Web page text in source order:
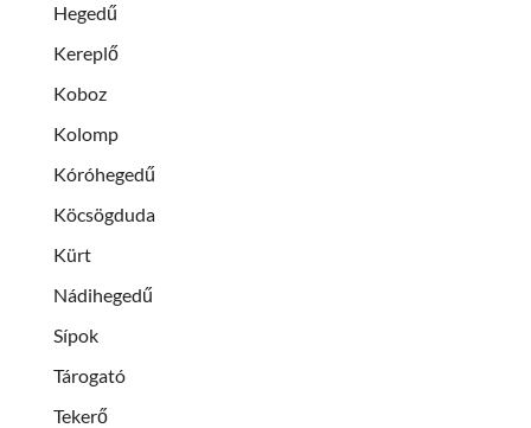
Hegedű
Kereplő
Koboz
Kolomp
Kóróhegedű
Köcsögduda
Kürt
Nádihegedű
Sípok
Tárogató
Tekerő